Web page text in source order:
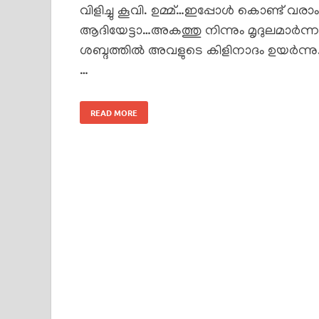
വിളിച്ചു കൂവി. ഉമ്മ്…ഇപ്പോൾ കൊണ്ട് വരാം
ആദിയേട്ടാ…അകത്തു നിന്നും മൃദുലമാർന്ന
ശബ്ദത്തിൽ അവളുടെ കിളിനാദം
…
READ MORE